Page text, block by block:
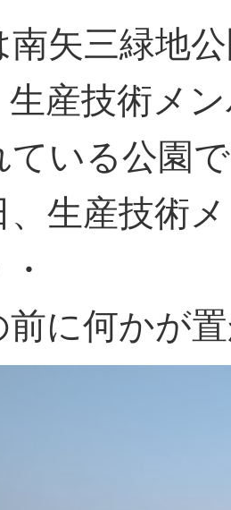
南矢三緑地
生産技術メ
ている公園
、生産技術
前に何かが